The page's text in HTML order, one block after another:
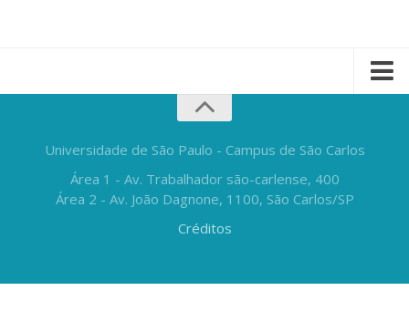
Universidade de São Paulo - Campus de São Carlos
Área 1 - Av. Trabalhador são-carlense, 400
Área 2 - Av. João Dagnone, 1100, São Carlos/SP
Créditos